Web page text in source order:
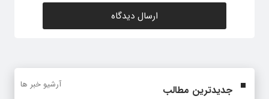
جدیدترین مطالب آرشیو خبر ها